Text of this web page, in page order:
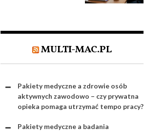
MULTI-MAC.PL
Pakiety medyczne a zdrowie osób
aktywnych zawodowo – czy prywatna
opieka pomaga utrzymać tempo pracy?
Pakiety medyczne a badania